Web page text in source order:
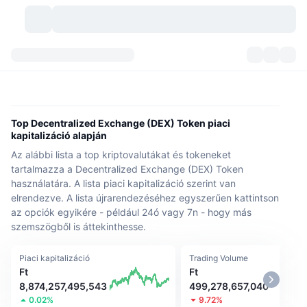
Történelmi pillanatképek
Token feloldások
Valós eszközök
Piacáttekintés
Azonnali piac
Kriptovaluták száma
BNB kincstárak
Jelzések
Felkapott
Új
Mém felfedező
Tőzsdék
Centralizált tőzsdék
Azonnali
Decentralizált tőzsdék
Közösség
Hírfolyam
API
Kripto API
Termékek
Top Decentralized Exchange (DEX) Token piaci
kapitalizáció alapján
Az alábbi lista a top kriptovalutákat és tokeneket
tartalmazza a Decentralized Exchange (DEX) Token
használatára. A lista piaci kapitalizáció szerint van
elrendezve. A lista újrarendezéséhez egyszerűen kattintson
az opciók egyikére - például 24ó vagy 7n - hogy más
szemszögből is áttekinthesse.
Piaci kapitalizáció
Ft
8,874,257,495,543
0.02%
Trading Volume
Ft
499,278,657,040
9.72%